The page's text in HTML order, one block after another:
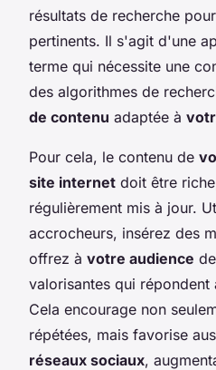
résultats de recherche
pertinents. Il s'agit d'une
terme qui nécessite une
des algorithmes de
de contenu adaptée à
Pour cela, le contenu de
site internet doit être
régulièrement mis à jour.
accrocheurs, insérez des
offrez à votre audience
valorisantes qui répondent
Cela encourage non
répétées, mais favorise
réseaux sociaux,